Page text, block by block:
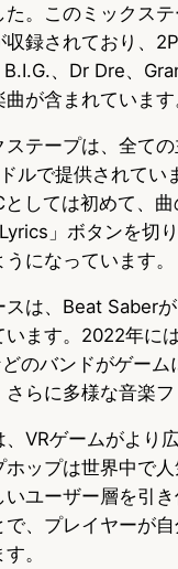
た。このミックス
収録されており、
、Dr Dre、
が含まれています
ステープは、全て
ルで提供されてい
としては初めて、
Lyrics」ボタンを切
になっています。
スは、Beat Saber
います。2022年に
のバンドがゲー
さらに多様な音楽
、VRゲームがより
ホップは世界中で
いユーザー層を引
で、プレイヤーが
。